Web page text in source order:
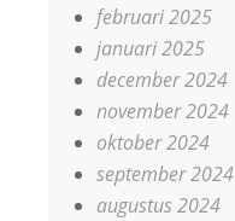
februari 2025
januari 2025
december 2024
november 2024
oktober 2024
september 2024
augustus 2024